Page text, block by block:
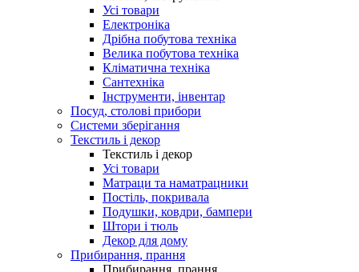
Усі товари
Електроніка
Дрібна побутова техніка
Велика побутова техніка
Кліматична техніка
Сантехніка
Інструменти, інвентар
Посуд, столові прибори
Системи зберігання
Текстиль і декор
Текстиль і декор
Усі товари
Матраци та наматрацники
Постіль, покривала
Подушки, ковдри, бампери
Штори і тюль
Декор для дому
Прибирання, прання
Прибирання, прання